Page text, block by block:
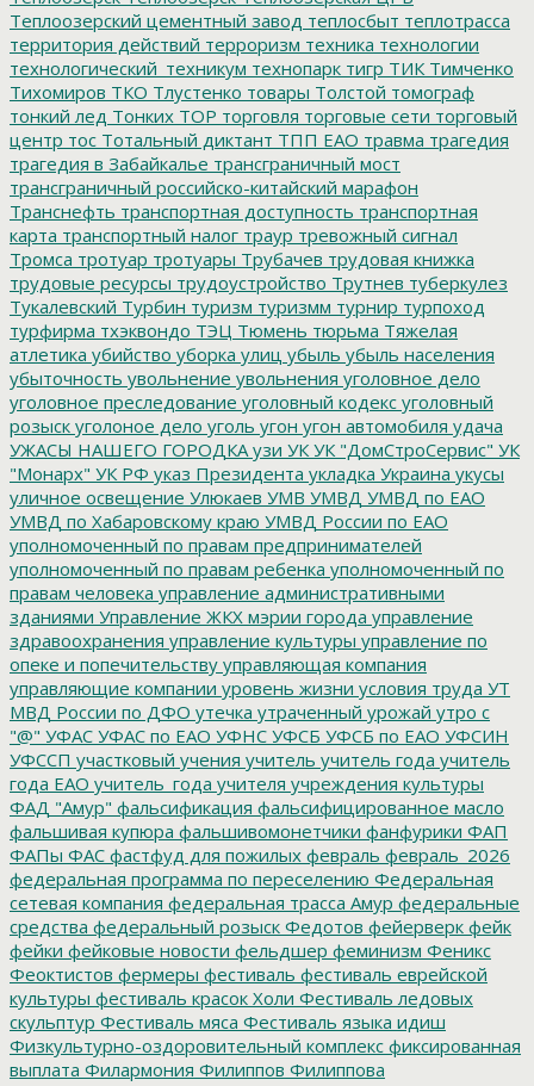
Теплоозерский цементный завод теплосбыт теплотрасса
территория действий терроризм техника технологии
технологический_техникум технопарк тигр ТИК Тимченко
Тихомиров ТКО Тлустенко товары Толстой томограф
тонкий лед Тонких ТОР торговля торговые сети торговый
центр тос Тотальный диктант ТПП ЕАО травма трагедия
трагедия в Забайкалье трансграничный мост
трансграничный российско-китайский марафон
Транснефть транспортная доступность транспортная
карта транспортный налог траур тревожный сигнал
Тромса тротуар тротуары Трубачев трудовая книжка
трудовые ресурсы трудоустройство Трутнев туберкулез
Тукалевский Турбин туризм туризмм турнир турпоход
турфирма тхэквондо ТЭЦ Тюмень тюрьма Тяжелая
атлетика убийство уборка улиц убыль убыль населения
убыточность увольнение увольнения уголовное дело
уголовное преследование уголовный кодекс уголовный
розыск уголоное дело уголь угон угон автомобиля удача
УЖАСЫ НАШЕГО ГОРОДКА узи УК УК "ДомСтроСервис" УК
"Монарх" УК РФ указ Президента укладка Украина укусы
уличное освещение Улюкаев УМВ УМВД УМВД по ЕАО
УМВД по Хабаровскому краю УМВД России по ЕАО
уполномоченный по правам предпринимателей
уполномоченный по правам ребенка уполномоченный по
правам человека управление административными
зданиями Управление ЖКХ мэрии города управление
здравоохранения управление культуры управление по
опеке и попечительству управляющая компания
управляющие компании уровень жизни условия труда УТ
МВД России по ДФО утечка утраченный урожай утро с
"@" УФАС УФАС по ЕАО УФНС УФСБ УФСБ по ЕАО УФСИН
УФССП участковый учения учитель учитель года учитель
года ЕАО учитель_года учителя учреждения культуры
ФАД "Амур" фальсификация фальсифицированное масло
фальшивая купюра фальшивомонетчики фанфурики ФАП
ФАПы ФАС фастфуд для пожилых февраль февраль_2026
федеральная программа по переселению Федеральная
сетевая компания федеральная трасса Амур федеральные
средства федеральный розыск Федотов фейерверк фейк
фейки фейковые новости фельдшер феминизм Феникс
Феоктистов фермеры фестиваль фестиваль еврейской
культуры фестиваль красок Холи Фестиваль ледовых
скульптур Фестиваль мяса Фестиваль языка идиш
Физкультурно-оздоровительный комплекс фиксированная
выплата Филармония Филиппов Филиппова